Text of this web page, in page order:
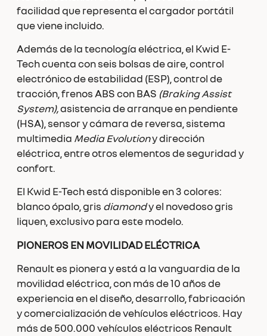
facilidad que representa el cargador portátil
que viene incluido.
Además de la tecnología eléctrica, el Kwid E-
Tech cuenta con seis bolsas de aire, control
electrónico de estabilidad (ESP), control de
tracción, frenos ABS con BAS (Braking Assist
System),asistencia de arranque en pendiente
(HSA), sensor y cámara de reversa, sistema
multimedia Media Evolutiony dirección
eléctrica, entre otros elementos de seguridad y
confort.
El Kwid E-Tech está disponible en 3 colores:
blanco ópalo, gris diamondy el novedoso gris
liquen, exclusivo para este modelo.
PIONEROS EN MOVILIDAD ELÉCTRICA
Renault es pionera y está a la vanguardia de la
movilidad eléctrica, con más de 10 años de
experiencia en el diseño, desarrollo, fabricación
y comercialización de vehículos eléctricos. Hay
más de 500.000 vehículos eléctricos Renault